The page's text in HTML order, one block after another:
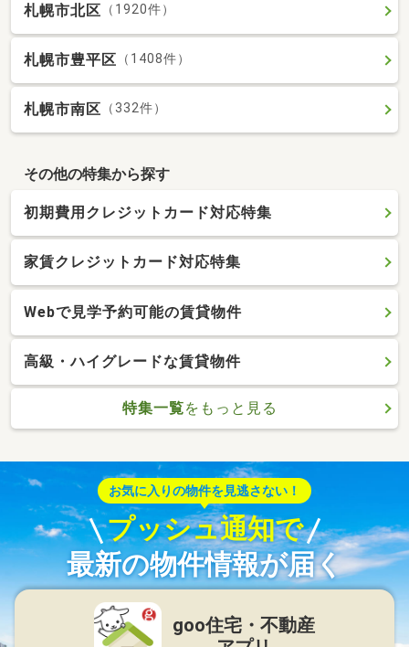
札幌市北区 （1920件）
札幌市豊平区 （1408件）
札幌市南区 （332件）
その他の特集から探す
初期費用クレジットカード対応特集
家賃クレジットカード対応特集
Webで見学予約可能の賃貸物件
高級・ハイグレードな賃貸物件
特集一覧をもっと見る
お気に入りの物件を見逃さない！
プッシュ通知で
最新の物件情報が届く
goo住宅・不動産